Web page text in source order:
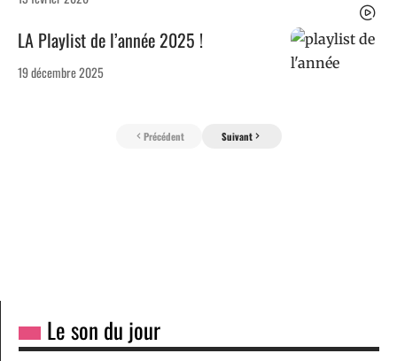
LA Playlist de l’année 2025 !
19 décembre 2025
Précédent Suivant
Le son du jour